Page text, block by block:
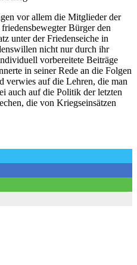
vor allem die Mitglieder der
Bürger den
unter der Friedenseiche in
nicht nur durch ihr
vorbereitete Beiträge
in seiner Rede an die Folgen
verwies auf die Lehren, die man
auch auf die Politik der letzten
die von Kriegseinsätzen